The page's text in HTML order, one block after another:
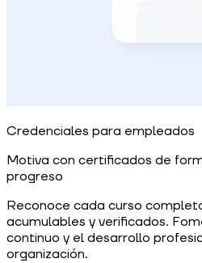
Credenciales para empleados
Motiva con certificados de
progreso
Reconoce cada curso
acumulables y verificados.
continuo y el desarrollo
organización.